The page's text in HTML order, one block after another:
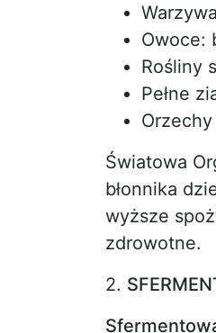
Owoce:
Rośliny
Pełne
Orzechy
Światowa
błonnika
wyższe
zdrowotne.
2.